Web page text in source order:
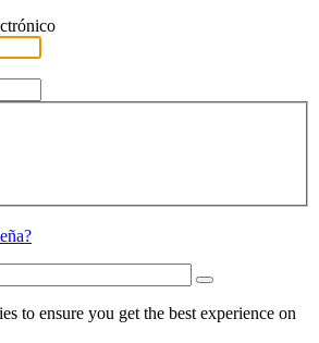
to ensure you get the best experience on